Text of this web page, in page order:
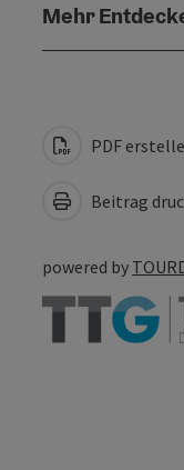
Mehr
PDF
Beitrag
powered by